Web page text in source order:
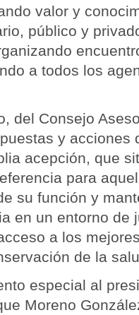
valor y
público y
a todos los
del Consejo
y acciones
acepción, que
para
su función y
en un entorno de
a los
de la
especial al
Moreno